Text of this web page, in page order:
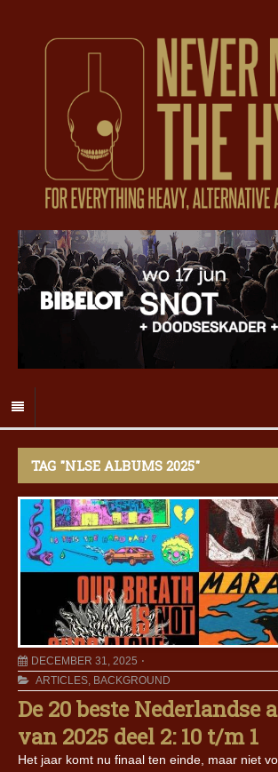
TAG "NLSE ALBUMS 2025"
DECEMBER 31, 2025
ARTICLES, BACKGROUND
De 20 beste Nederlandse
van 2025 deel 2: 10 t/m 1
Het jaar komt nu finaal ten einde, maar niet